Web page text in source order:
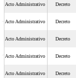
Acto Administrativo Decreto
Acto Administrativo Decreto
Acto Administrativo Decreto
Acto Administrativo Decreto
Acto Administrativo Decreto